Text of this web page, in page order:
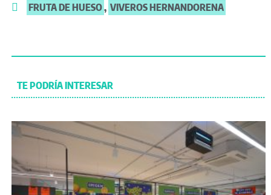
FRUTA DE HUESO, VIVEROS HERNANDORENA
TE PODRÍA INTERESAR